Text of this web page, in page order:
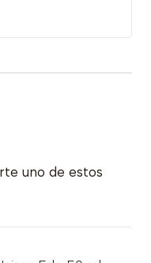
uno de estos